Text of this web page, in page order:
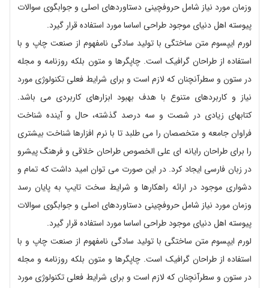
وزمان مورد نیاز شامل حروفچینی دستاوردهای اصلی و جوابگوی سوالات
پیوسته اهل دنیای موجود طراحی اساسا مورد استفاده قرار گیرد.
لورم ایپسوم متن ساختگی با تولید سادگی نامفهوم از صنعت چاپ و با
استفاده از طراحان گرافیک است. چاپگرها و متون بلکه روزنامه و مجله
در ستون و سطرآنچنان که لازم است و برای شرایط فعلی تکنولوژی مورد
نیاز و کاربردهای متنوع با هدف بهبود ابزارهای کاربردی می باشد.
کتابهای زیادی در شصت و سه درصد گذشته، حال و آینده شناخت
فراوان جامعه و متخصصان را می طلبد تا با نرم افزارها شناخت بیشتری
را برای طراحان رایانه ای علی الخصوص طراحان خلاقی و فرهنگ پیشرو
در زبان فارسی ایجاد کرد. در این صورت می توان امید داشت که تمام و
دشواری موجود در ارائه راهکارها و شرایط سخت تایپ به پایان رسد
وزمان مورد نیاز شامل حروفچینی دستاوردهای اصلی و جوابگوی سوالات
پیوسته اهل دنیای موجود طراحی اساسا مورد استفاده قرار گیرد.
لورم ایپسوم متن ساختگی با تولید سادگی نامفهوم از صنعت چاپ و با
استفاده از طراحان گرافیک است. چاپگرها و متون بلکه روزنامه و مجله
در ستون و سطرآنچنان که لازم است و برای شرایط فعلی تکنولوژی مورد